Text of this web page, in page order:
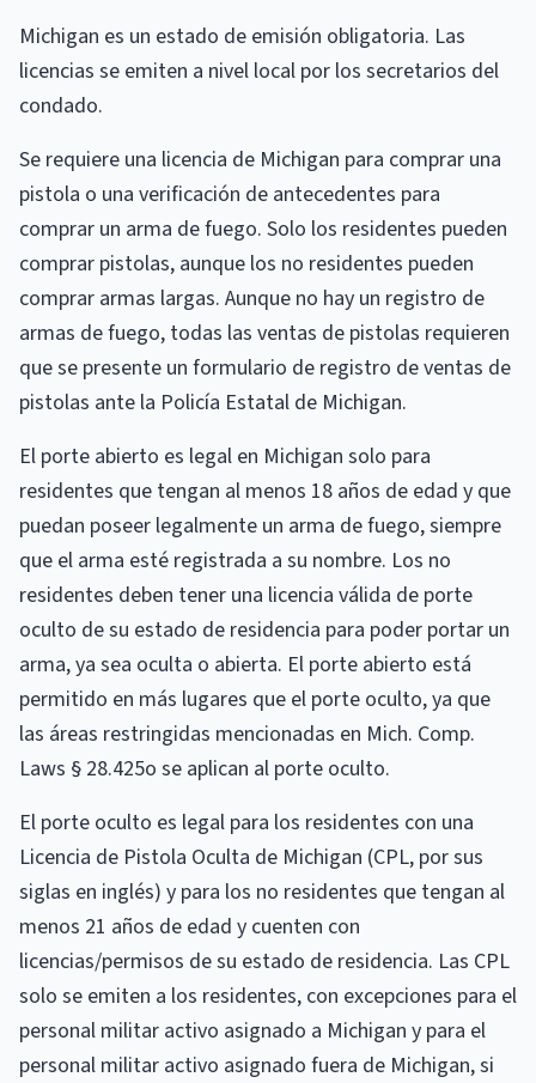
Michigan es un estado de emisión obligatoria. Las
licencias se emiten a nivel local por los secretarios del
condado.
Se requiere una licencia de Michigan para comprar una
pistola o una verificación de antecedentes para
comprar un arma de fuego. Solo los residentes pueden
comprar pistolas, aunque los no residentes pueden
comprar armas largas. Aunque no hay un registro de
armas de fuego, todas las ventas de pistolas requieren
que se presente un formulario de registro de ventas de
pistolas ante la Policía Estatal de Michigan.
El porte abierto es legal en Michigan solo para
residentes que tengan al menos 18 años de edad y que
puedan poseer legalmente un arma de fuego, siempre
que el arma esté registrada a su nombre. Los no
residentes deben tener una licencia válida de porte
oculto de su estado de residencia para poder portar un
arma, ya sea oculta o abierta. El porte abierto está
permitido en más lugares que el porte oculto, ya que
las áreas restringidas mencionadas en Mich. Comp.
Laws § 28.425o se aplican al porte oculto.
El porte oculto es legal para los residentes con una
Licencia de Pistola Oculta de Michigan (CPL, por sus
siglas en inglés) y para los no residentes que tengan al
menos 21 años de edad y cuenten con
licencias/permisos de su estado de residencia. Las CPL
solo se emiten a los residentes, con excepciones para el
personal militar activo asignado a Michigan y para el
personal militar activo asignado fuera de Michigan, si